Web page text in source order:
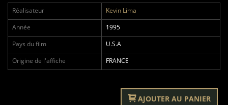
Réalisateur
Kevin Lima
Année
1995
Pays du film
U.S.A
Origine de l'affiche
FRANCE
AJOUTER AU PANIER